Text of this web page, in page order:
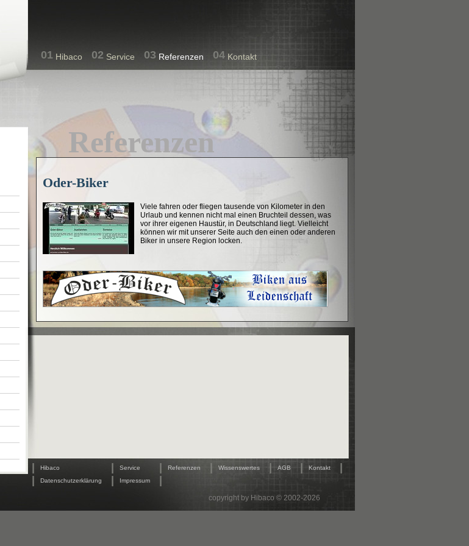
01 Hibaco 02 Service 03 Referenzen 04 Kontakt
Referenzen
Oder-Biker
Viele fahren oder fliegen tausende von Kilometer in den
Urlaub und kennen nicht mal einen Bruchteil dessen, was
vor ihrer eigenen Haustür, in Deutschland liegt. Vielleicht
können wir mit unserer Seite auch den einen oder anderen
Biker in unsere Region locken.
Hibaco Service Referenzen Wissenswertes AGB Kontakt
Datenschutzerklärung Impressum
copyright by Hibaco © 2002-2026